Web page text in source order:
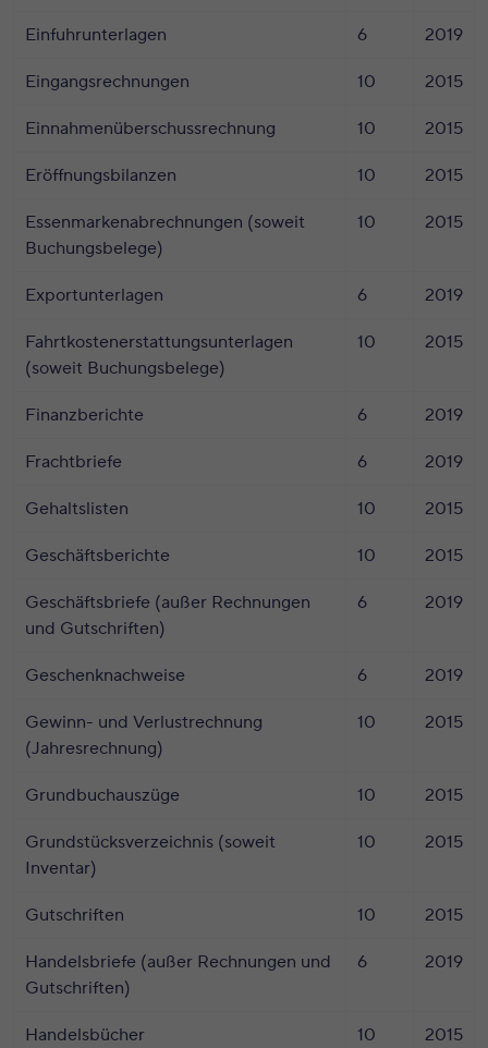
Einfuhrunterlagen 6 2019
Eingangsrechnungen 10 2015
Einnahmenüberschussrechnung 10 2015
Eröffnungsbilanzen 10 2015
Essenmarkenabrechnungen (soweit
Buchungsbelege)
10 2015
Exportunterlagen 6 2019
Fahrtkostenerstattungsunterlagen
(soweit Buchungsbelege)
10 2015
Finanzberichte 6 2019
Frachtbriefe 6 2019
Gehaltslisten 10 2015
Geschäftsberichte 10 2015
Geschäftsbriefe (außer Rechnungen
und Gutschriften)
6 2019
Geschenknachweise 6 2019
Gewinn- und Verlustrechnung
(Jahresrechnung)
10 2015
Grundbuchauszüge 10 2015
Grundstücksverzeichnis (soweit
Inventar)
10 2015
Gutschriften 10 2015
Handelsbriefe (außer Rechnungen und
Gutschriften)
6 2019
Handelsbücher 10 2015